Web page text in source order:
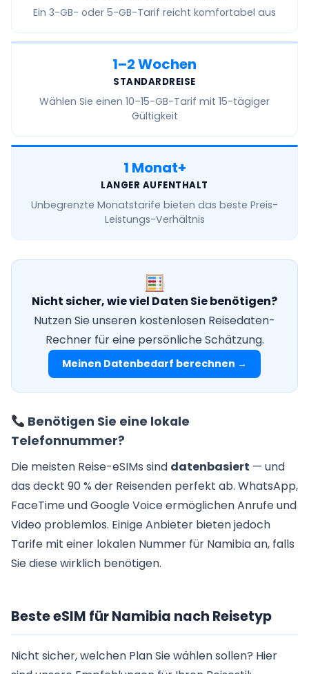
Ein 3-GB- oder 5-GB-Tarif reicht komfortabel aus
1–2 Wochen
STANDARDREISE
Wählen Sie einen 10–15-GB-Tarif mit 15-tägiger
Gültigkeit
1 Monat+
LANGER AUFENTHALT
Unbegrenzte Monatstarife bieten das beste Preis-
Leistungs-Verhältnis
Nicht sicher, wie viel Daten Sie benötigen?
Nutzen Sie unseren kostenlosen Reisedaten-
Rechner für eine persönliche Schätzung.
Meinen Datenbedarf berechnen →
Benötigen Sie eine lokale
Telefonnummer?
Die meisten Reise-eSIMs sind datenbasiert — und
das deckt 90 % der Reisenden perfekt ab. WhatsApp,
FaceTime und Google Voice ermöglichen Anrufe und
Video problemlos. Einige Anbieter bieten jedoch
Tarife mit einer lokalen Nummer für Namibia an, falls
Sie diese wirklich benötigen.
Beste eSIM für Namibia nach Reisetyp
Nicht sicher, welchen Plan Sie wählen sollen? Hier